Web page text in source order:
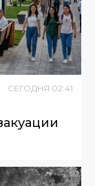
СЕГОДНЯ 02:41